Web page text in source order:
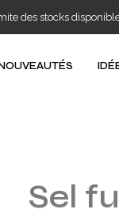
des stocks
Sel